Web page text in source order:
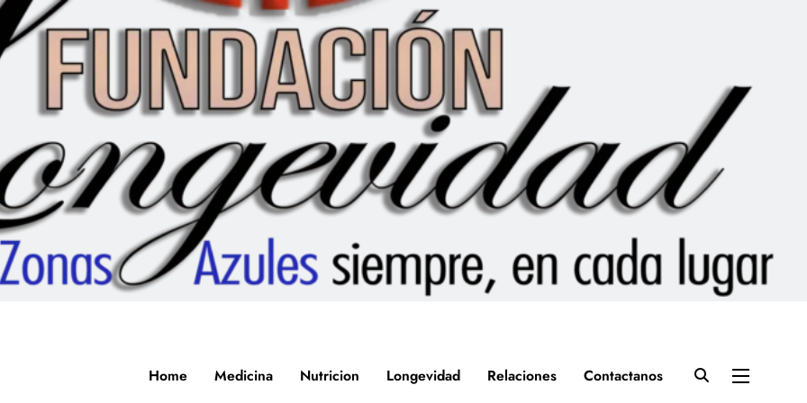
Home Medicina Nutricion Longevidad Relaciones Contactanos